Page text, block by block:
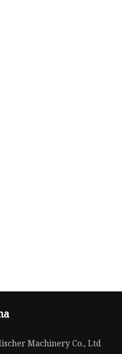
Machinery Co., Ltd